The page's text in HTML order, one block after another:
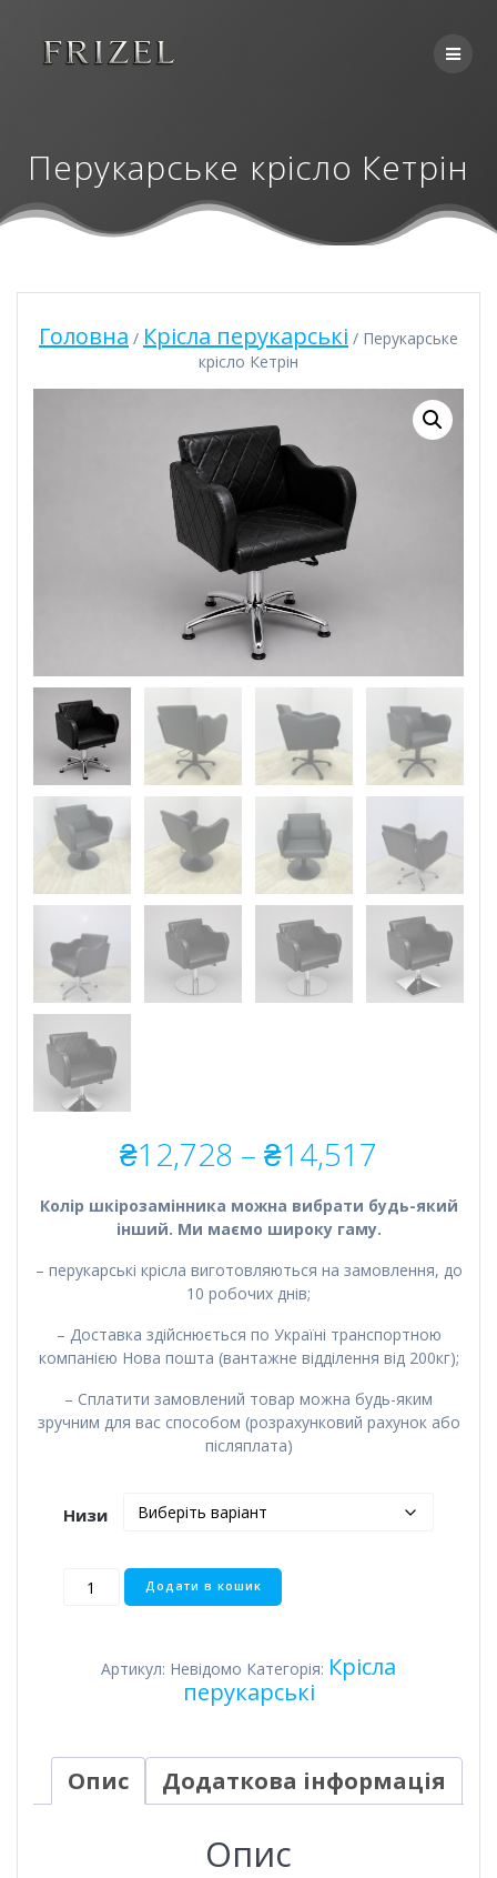
Перукарське крісло Кетрін
Головна / Крісла перукарські / Перукарське
крісло Кетрін
₴12,728 – ₴14,517
від
₴12,728
до
₴14,517
Колір шкірозамінника можна вибрати будь-який
інший. Ми маємо широку гаму.
– перукарські крісла виготовляються на замовлення, до
10 робочих днів;
– Доставка здійснюється по Україні транспортною
компанією Нова пошта (вантажне відділення від 200кг);
– Сплатити замовлений товар можна будь-яким
зручним для вас способом (розрахунковий рахунок або
післяплата)
Низи
Перукарське
крісло
Додати в кошик
Артикул: Невідомо Категорія: Крісла
перукарські
Опис Додаткова інформація
Опис